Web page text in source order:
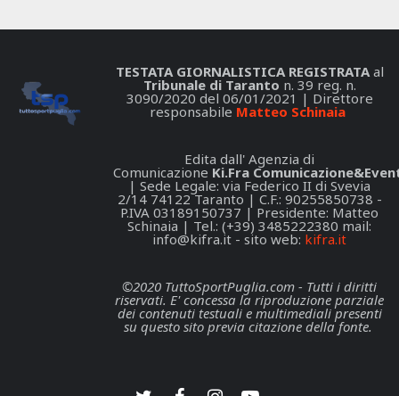
TESTATA GIORNALISTICA REGISTRATAal
Tribunale di Taranto n. 39 reg. n.
3090/2020 del 06/01/2021 | Direttore
responsabile Matteo Schinaia
Edita dall' Agenzia di
Comunicazione Ki.Fra
| Sede Legale: via Federico II di Svevia
2/14 74122 Taranto | C.F.: 90255850738 -
P.IVA 03189150737 | Presidente: Matteo
Schinaia | Tel.: (+39) 3485222380 mail:
info@kifra.it - sito web: kifra.it
©2020 TuttoSportPuglia.com - Tutti i diritti
riservati. E' concessa la riproduzione parziale
dei contenuti testuali e multimediali presenti
su questo sito previa citazione della fonte.